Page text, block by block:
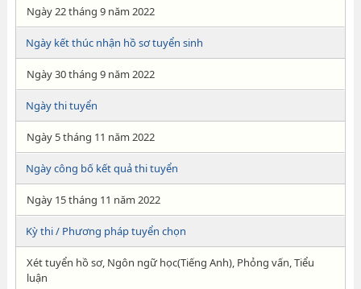
Ngày 22 tháng 9 năm 2022
Ngày kết thúc nhận hồ sơ tuyển sinh
Ngày 30 tháng 9 năm 2022
Ngày thi tuyển
Ngày 5 tháng 11 năm 2022
Ngày công bố kết quả thi tuyển
Ngày 15 tháng 11 năm 2022
Kỳ thi / Phương pháp tuyển chọn
Xét tuyển hồ sơ, Ngôn ngữ học(Tiếng Anh), Phỏng vấn, Tiểu
luận